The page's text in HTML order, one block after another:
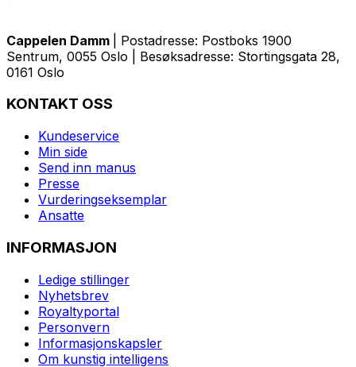
Cappelen Damm
| Postadresse: Postboks 1900
Sentrum, 0055 Oslo | Besøksadresse: Stortingsgata 28,
0161 Oslo
KONTAKT OSS
Kundeservice
Min side
Send inn manus
Presse
Vurderingseksemplar
Ansatte
INFORMASJON
Ledige stillinger
Nyhetsbrev
Royaltyportal
Personvern
Informasjonskapsler
Om kunstig intelligens